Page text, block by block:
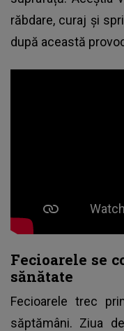
răbdare, curaj și
după această
Fecioarele se
sănătate
Fecioarele trec
săptămâni. Ziua